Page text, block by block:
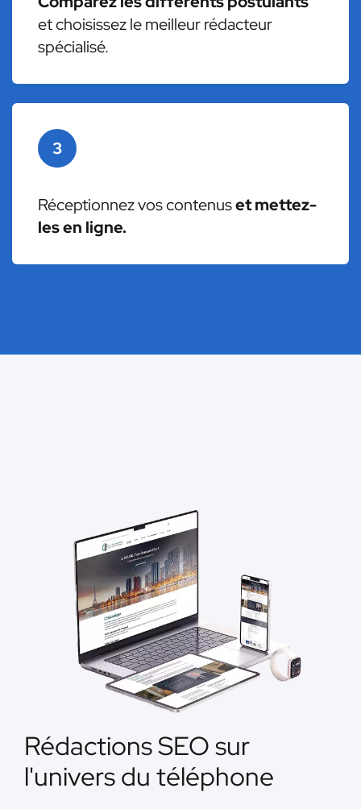
et choisissez le meilleur rédacteur
spécialisé.
3
Réceptionnez vos contenuset mettez-
les en ligne.
Rédactions SEO sur
l'univers du téléphone